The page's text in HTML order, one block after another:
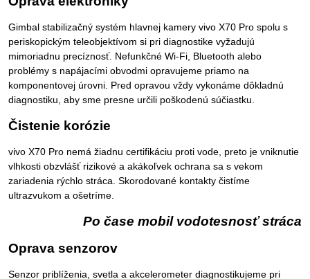
Gimbal stabilizačný systém hlavnej kamery vivo X70 Pro spolu s
periskopickým teleobjektívom si pri diagnostike vyžadujú
mimoriadnu precíznosť. Nefunkčné Wi-Fi, Bluetooth alebo
problémy s napájacími obvodmi opravujeme priamo na
komponentovej úrovni. Pred opravou vždy vykonáme dôkladnú
diagnostiku, aby sme presne určili poškodenú súčiastku.
Čistenie korózie
vivo X70 Pro nemá žiadnu certifikáciu proti vode, preto je vniknutie
vlhkosti obzvlášť rizikové a akákoľvek ochrana sa s vekom
zariadenia rýchlo stráca. Skorodované kontakty čistíme
ultrazvukom a ošetríme.
Po čase mobil vodotesnosť stráca
Oprava senzorov
Senzor priblíženia, svetla a akcelerometer diagnostikujeme pri